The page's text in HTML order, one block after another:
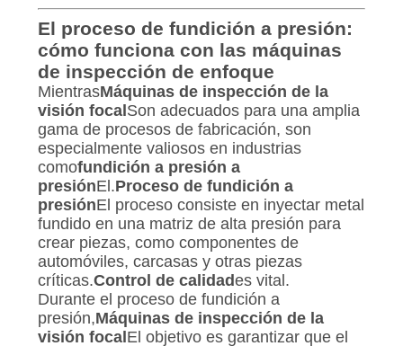
El proceso de fundición a presión:
cómo funciona con las máquinas
de inspección de enfoque
MientrasMáquinas de inspección de la
visión focalSon adecuados para una amplia
gama de procesos de fabricación, son
especialmente valiosos en industrias
comofundición a presión a
presiónEl.Proceso de fundición a
presiónEl proceso consiste en inyectar metal
fundido en una matriz de alta presión para
crear piezas, como componentes de
automóviles, carcasas y otras piezas
críticas.Control de calidades vital.
Durante el proceso de fundición a
presión,Máquinas de inspección de la
visión focalEl objetivo es garantizar que el